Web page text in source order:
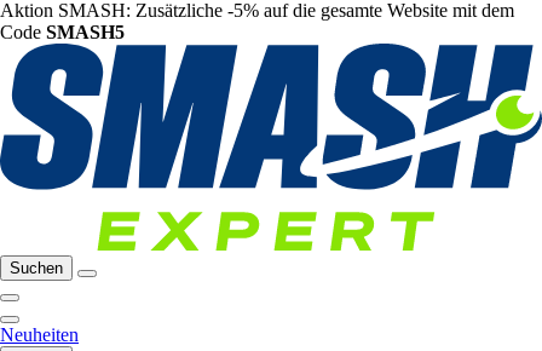
Aktion SMASH: Zusätzliche -5% auf die gesamte Website mit dem
Code SMASH5
Suchen
Neuheiten